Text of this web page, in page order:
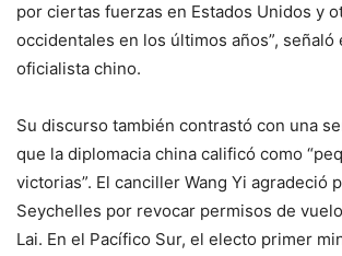
por ciertas fuerzas en Estados Unidos y
occidentales en los últimos años”, señaló
oficialista chino.
Su discurso también contrastó con una
que la diplomacia china calificó como
victorias”. El canciller Wang Yi agradeció
Seychelles por revocar permisos de
Lai. En el Pacífico Sur, el electo primer